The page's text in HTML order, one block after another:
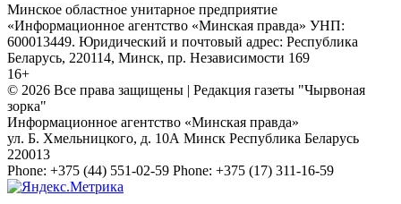
Минское областное унитарное предприятие
«Информационное агентство «Минская правда» УНП:
600013449. Юридический и почтовый адрес: Республика
Беларусь, 220114, Минск, пр. Независимости 169
16+
© 2026 Все права защищены | Редакция газеты "Чырвоная
зорка"
Информационное агентство «Минская правда»
ул. Б. Хмельницкого, д. 10А Минск Республика Беларусь
220013
Phone: +375 (44) 551-02-59 Phone: +375 (17) 311-16-59